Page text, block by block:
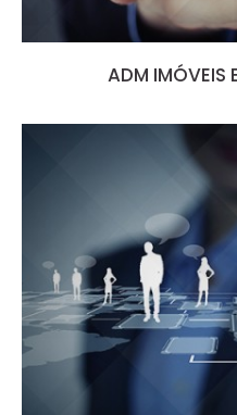
ADM IMÓVEIS